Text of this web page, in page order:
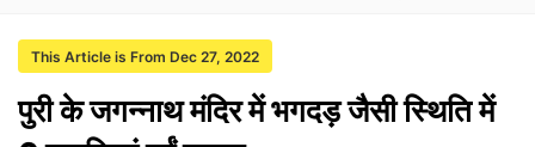
This Article is From Dec 27, 2022
पुरी के जगन्नाथ मंदिर में भगदड़ जैसी स्थिति में